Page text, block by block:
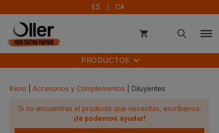
contenido
ES CA
PRODUCTOS
Inicio Accesorios y Complementos | Diluyentes
Si no encuentras el producto que necesitas, escríbenos:
¡te podemos ayudar!